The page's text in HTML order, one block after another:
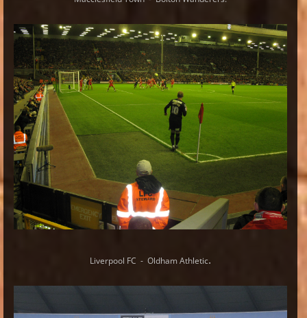
Liverpool FC - Oldham Athletic.